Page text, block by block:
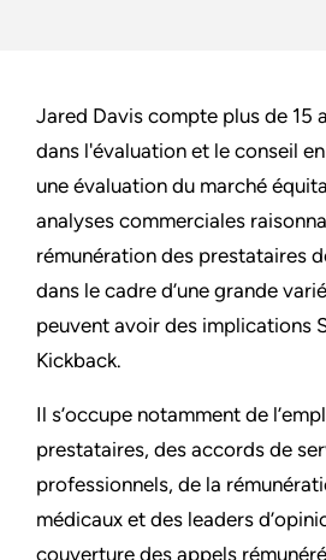
Jared Davis compte plus de 15
dans l'évaluation et le conseil
une évaluation du marché
analyses commerciales
rémunération des prestataires
dans le cadre d’une grande
peuvent avoir des implications
Kickback.
Il s’occupe notamment de
prestataires, des accords de
professionnels, de la
médicaux et des leaders
couverture des appels